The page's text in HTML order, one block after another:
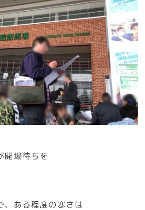
開場待ちを
、ある程度の寒さは